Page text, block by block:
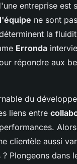
entreprise est
ne sont
la
Erronda
répondre aux
du
liens entre
clientèle aussi
Plongeons dans